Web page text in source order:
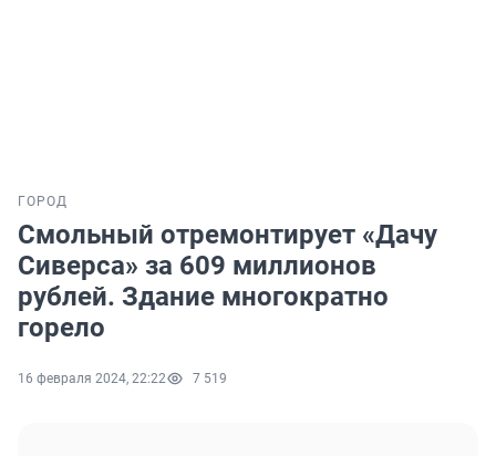
ГОРОД
Смольный отремонтирует «Дачу
Сиверса» за 609 миллионов
рублей. Здание многократно
горело
16 февраля 2024, 22:22 7 519